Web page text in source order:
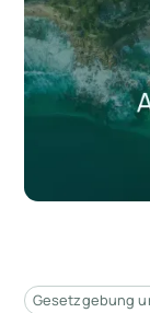
Gesetzgebung